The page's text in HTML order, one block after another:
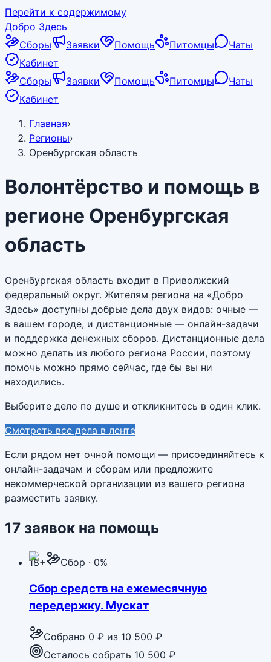
Перейти к содержимому
Добро Здесь
Сборы
Заявки Помощь Питомцы
Чаты
Кабинет
Сборы
Заявки Помощь Питомцы
Чаты
Кабинет
Главная›
Регионы›
Оренбургская область
Волонтёрство и помощь в
регионе Оренбургская
область
Оренбургская область входит в Приволжский
федеральный округ. Жителям региона на «Добро
Здесь» доступны добрые дела двух видов: очные —
в вашем городе, и дистанционные — онлайн-задачи
и поддержка денежных сборов. Дистанционные дела
можно делать из любого региона России, поэтому
помочь можно прямо сейчас, где бы вы ни
находились.
Выберите дело по душе и откликнитесь в один клик.
Смотреть все дела в ленте
Если рядом нет очной помощи — присоединяйтесь к
онлайн-задачам и сборам или предложите
некоммерческой организации из вашего региона
разместить заявку.
17 заявок на помощь
18+ Сбор · 0%
Сбор средств на ежемесячную
передержку. Мускат
Собрано 0 ₽ из 10 500 ₽
Осталось собрать 10 500 ₽